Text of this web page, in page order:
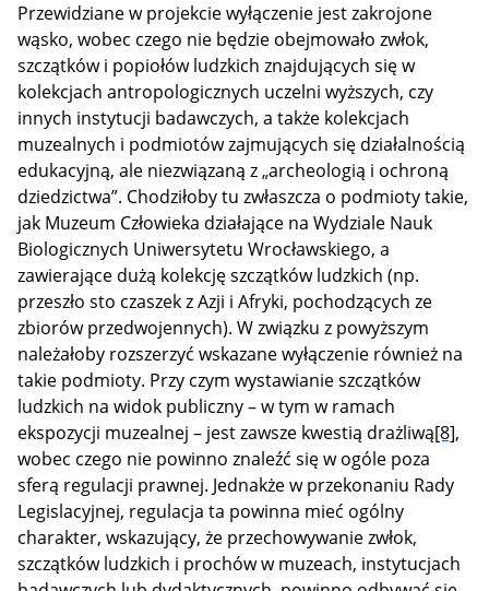
Przewidziane w projekcie wyłączenie jest zakrojone
wąsko, wobec czego nie będzie obejmowało zwłok,
szczątków i popiołów ludzkich znajdujących się w
kolekcjach antropologicznych uczelni wyższych, czy
innych instytucji badawczych, a także kolekcjach
muzealnych i podmiotów zajmujących się działalnością
edukacyjną, ale niezwiązaną z „archeologią i ochroną
dziedzictwa”. Chodziłoby tu zwłaszcza o podmioty takie,
jak Muzeum Człowieka działające na Wydziale Nauk
Biologicznych Uniwersytetu Wrocławskiego, a
zawierające dużą kolekcję szczątków ludzkich (np.
przeszło sto czaszek z Azji i Afryki, pochodzących ze
zbiorów przedwojennych). W związku z powyższym
należałoby rozszerzyć wskazane wyłączenie również na
takie podmioty. Przy czym wystawianie szczątków
ludzkich na widok publiczny – w tym w ramach
ekspozycji muzealnej – jest zawsze kwestią drażliwą[8],
wobec czego nie powinno znaleźć się w ogóle poza
sferą regulacji prawnej. Jednakże w przekonaniu Rady
Legislacyjnej, regulacja ta powinna mieć ogólny
charakter, wskazujący, że przechowywanie zwłok,
szczątków ludzkich i prochów w muzeach, instytucjach